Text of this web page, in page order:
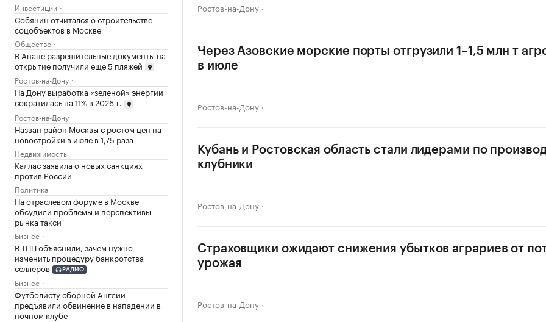
Инвестиции
Собянин отчитался о строительстве
соцобъектов в Москве
Общество
В Анапе разрешительные документы на
открытие получили еще 5 пляжей
Ростов-на-Дону
На Дону выработка «зеленой» энергии
сократилась на 11% в 2026 г.
Ростов-на-Дону
Назван район Москвы с ростом цен на
новостройки в июле в 1,75 раза
Недвижимость
Каллас заявила о новых санкциях
против России
Политика
На отраслевом форуме в Москве
обсудили проблемы и перспективы
рынка такси
Бизнес
В ТПП объяснили, зачем нужно
изменить процедуру банкротства
селлеров
РАДИО
Бизнес
Футболисту сборной Англии
предъявили обвинение в нападении в
ночном клубе
Ростов-на-Дону
Через Азовские морские порты отгрузили 1–1,5 млн т
в июле
Ростов-на-Дону
Кубань и Ростовская область стали лидерами по
клубники
Ростов-на-Дону
Страховщики ожидают снижения убытков аграриев от
урожая
Ростов-на-Дону